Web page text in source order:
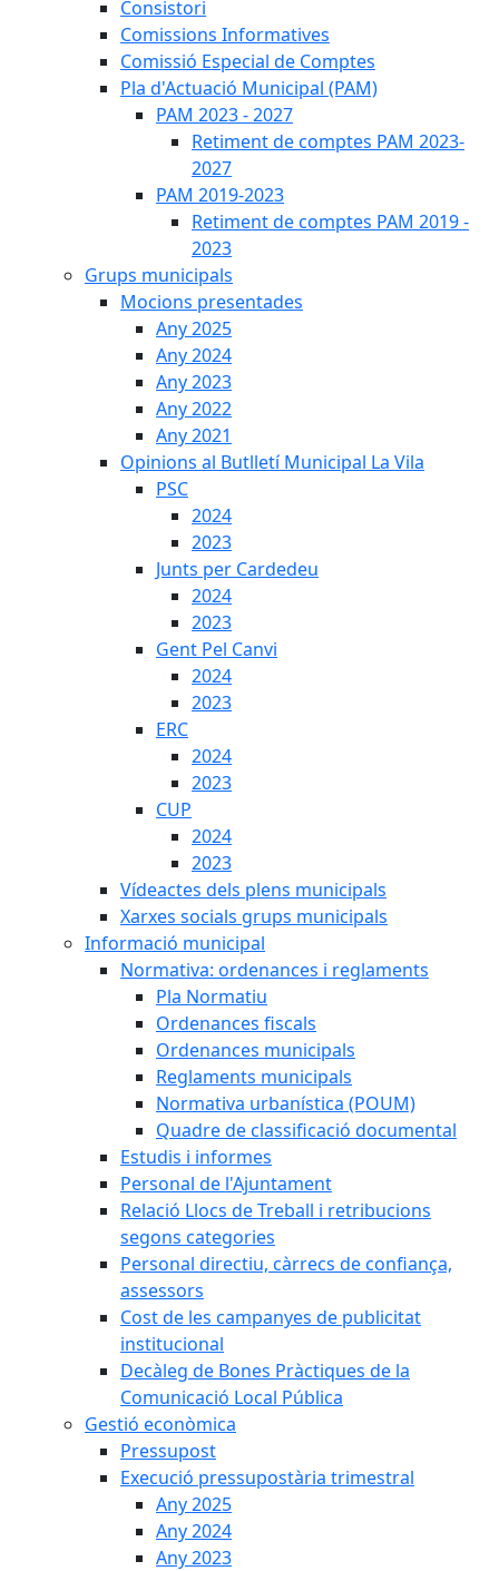
Consistori
Comissions Informatives
Comissió Especial de Comptes
Pla d'Actuació Municipal (PAM)
PAM 2023 - 2027
Retiment de comptes PAM 2023-
2027
PAM 2019-2023
Retiment de comptes PAM 2019 -
2023
Grups municipals
Mocions presentades
Any 2025
Any 2024
Any 2023
Any 2022
Any 2021
Opinions al Butlletí Municipal La Vila
PSC
2024
2023
Junts per Cardedeu
2024
2023
Gent Pel Canvi
2024
2023
ERC
2024
2023
CUP
2024
2023
Vídeactes dels plens municipals
Xarxes socials grups municipals
Informació municipal
Normativa: ordenances i reglaments
Pla Normatiu
Ordenances fiscals
Ordenances municipals
Reglaments municipals
Normativa urbanística (POUM)
Quadre de classificació documental
Estudis i informes
Personal de l'Ajuntament
Relació Llocs de Treball i retribucions
segons categories
Personal directiu, càrrecs de confiança,
assessors
Cost de les campanyes de publicitat
institucional
Decàleg de Bones Pràctiques de la
Comunicació Local Pública
Gestió econòmica
Pressupost
Execució pressupostària trimestral
Any 2025
Any 2024
Any 2023